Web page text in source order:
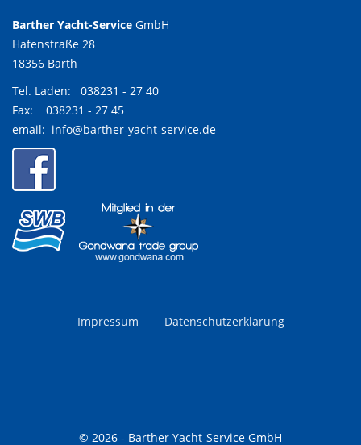
Barther Yacht-Service GmbH
Hafenstraße 28
18356 Barth
Tel. Laden: 038231 - 27 40
Fax: 038231 - 27 45
email: info@barther-yacht-service.de
Impressum Datenschutzerklärung
© 2026 - Barther Yacht-Service GmbH